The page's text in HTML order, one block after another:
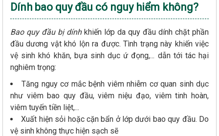
Dính bao quy đầu có nguy hiểm không?
Bao quy đầu bị dính khiến lớp da quy đầu dính chặt phần
đầu dương vật khó lộn ra được. Tình trạng này khiến việc
vệ sinh khó khăn, bựa sinh dục ứ đọng,... dẫn tới tác hại
nghiêm trọng:
Tăng nguy cơ mắc bệnh viêm nhiễm cơ quan sinh dục
như viêm bao quy đầu, viêm niệu đạo, viêm tinh hoàn,
viêm tuyến tiền liệt,...
Xuất hiện sỏi hoặc cặn bẩn ở lớp dưới bao quy đầu. Do
vệ sinh không thực hiện sạch sẽ